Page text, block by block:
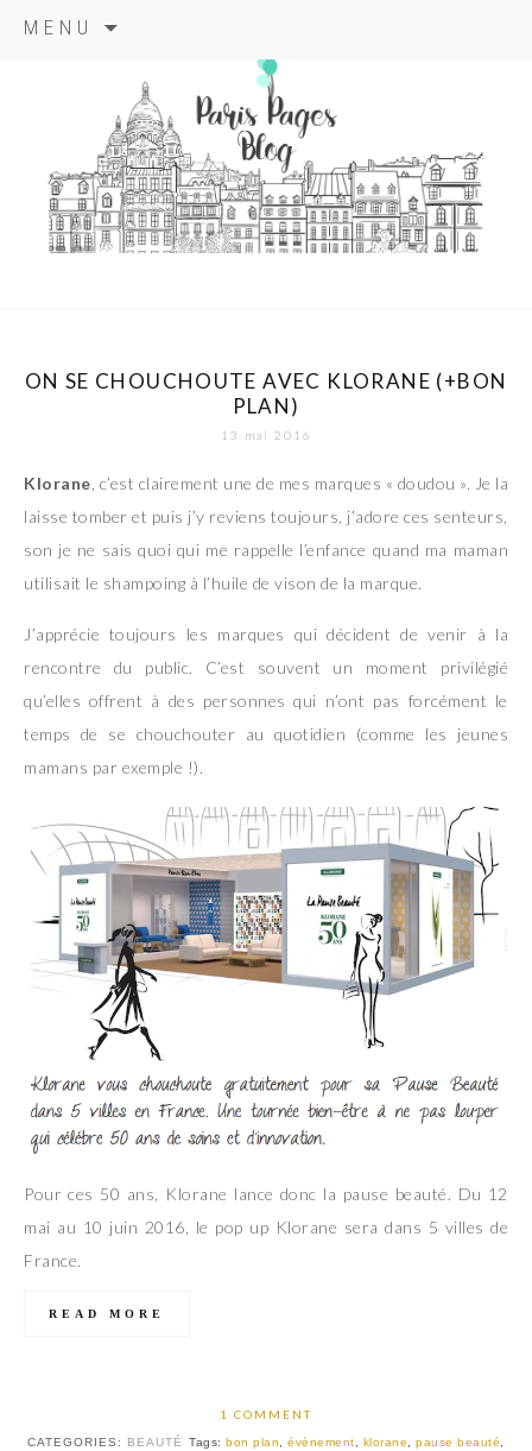
MENU
principal
paris pages
blog
ON SE CHOUCHOUTE AVEC KLORANE (+BON
PLAN)
13 mai 2016
Klorane , c’est clairement une de mes marques « doudou ». Je la
laisse tomber et puis j’y reviens toujours, j’adore ces senteurs,
son je ne sais quoi qui me rappelle l’enfance quand ma maman
utilisait le shampoing à l’huile de vison de la marque.
J’apprécie toujours les marques qui décident de venir à la
rencontre du public. C’est souvent un moment privilégié
qu’elles offrent à des personnes qui n’ont pas forcément le
temps de se chouchouter au quotidien (comme les jeunes
mamans par exemple !).
Pour ces 50 ans, Klorane lance donc la pause beauté. Du 12
mai au 10 juin 2016, le pop up Klorane sera dans 5 villes de
France.
READ MORE
1 COMMENT
CATEGORIES: BEAUTÉ Tags:bon plan ,évènement klorane ,pause beauté